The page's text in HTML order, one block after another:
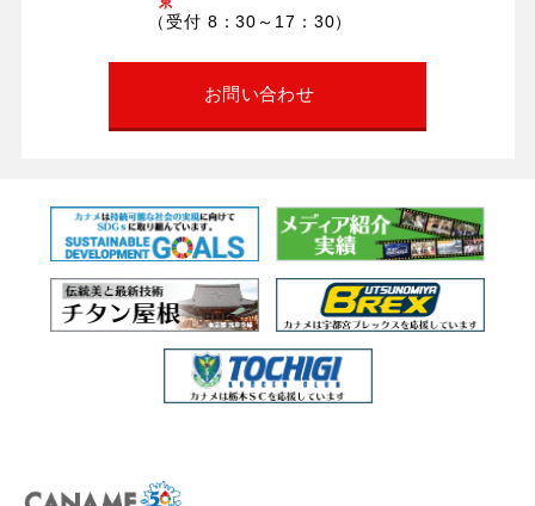
（受付 8：30～17：30）
お問い合わせ